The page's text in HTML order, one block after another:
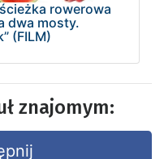
rowerowa
dwa mosty.
(FILM)
znajomym: